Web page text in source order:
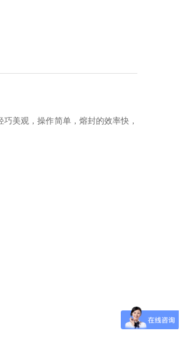
巧美观，操作简单，熔封的效率快，